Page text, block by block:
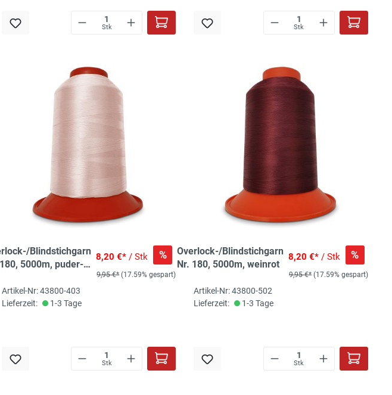
Stk Stk
Blindstichgarn
5000m, puder-
8,20 €* / Stk %
9,95 €* (17.59% gespart)
Artikel-Nr: 43800-403
Lieferzeit:
1-3 Tage
Stk
Overlock-/Blindstichgarn
Nr. 180, 5000m, weinrot
8,20 €*/ Stk %
9,95 €* (17.59% gespart)
Artikel-Nr: 43800-502
Lieferzeit:
1-3 Tage
Stk